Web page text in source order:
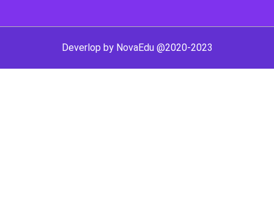
Deverlop by NovaEdu @2020-2023